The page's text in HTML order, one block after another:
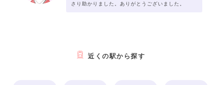
さり助かりました。ありがとうございました。
近くの駅から探す